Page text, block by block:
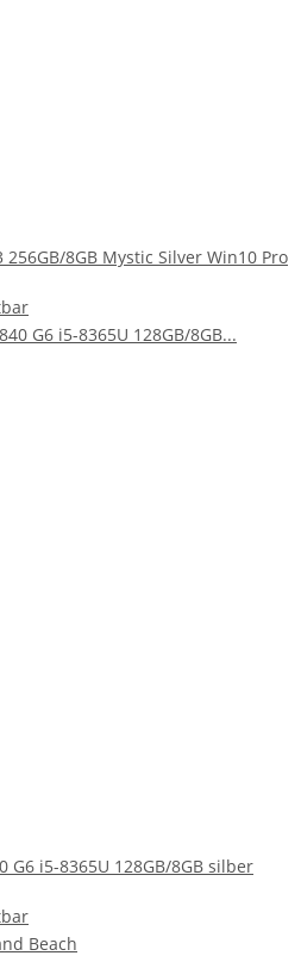
8GB Mystic Silver Win10 Pro
G6 i5-8365U 128GB/8GB silber